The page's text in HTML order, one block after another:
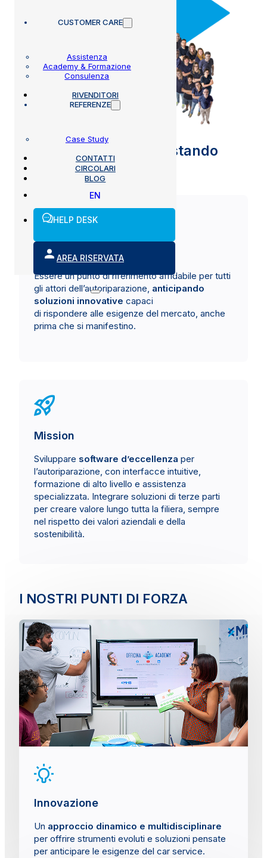
CUSTOMER CARE
Assistenza
Academy & Formazione
Consulenza
RIVENDITORI
REFERENZE
Case Study
CONTATTI
CIRCOLARI
BLOG
EN
HELP DESK
AREA RISERVATA
Guardiamo lontano, restando
connessi al presente
Vision
Essere un punto di riferimento affidabile per tutti
gli attori dell’autoriparazione, anticipando
soluzioni innovative capaci
di rispondere alle esigenze del mercato, anche
prima che si manifestino.
Mission
Sviluppare software d’eccellenza per
l’autoriparazione, con interfacce intuitive,
formazione di alto livello e assistenza
specializzata. Integrare soluzioni di terze parti
per creare valore lungo tutta la filiera, sempre
nel rispetto dei valori aziendali e della
sostenibilità.
I NOSTRI PUNTI DI FORZA
Innovazione
Un approccio dinamico e multidisciplinare
per offrire strumenti evoluti e soluzioni pensate
per anticipare le esigenze del car service.